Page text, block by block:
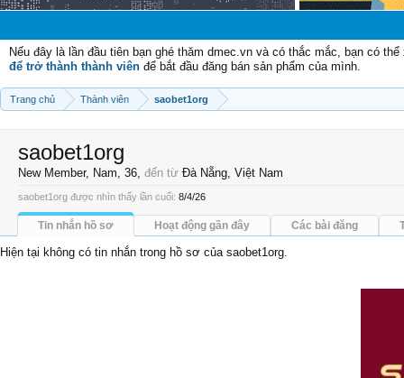
Nếu đây là lần đầu tiên bạn ghé thăm dmec.vn và có thắc mắc, bạn có
để trở thành thành viên để bắt đầu đăng bán sản phẩm của mình.
Trang chủ Thành viên saobet1org
saobet1org
New Member, Nam, 36, đến từ Đà Nẵng, Việt Nam
saobet1org được nhìn thấy lần cuối: 8/4/26
Tin nhắn hồ sơ Hoạt động gần đây Các bài đăng
Hiện tại không có tin nhắn trong hồ sơ của saobet1org.